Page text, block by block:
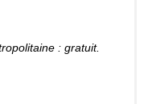
: gratuit.